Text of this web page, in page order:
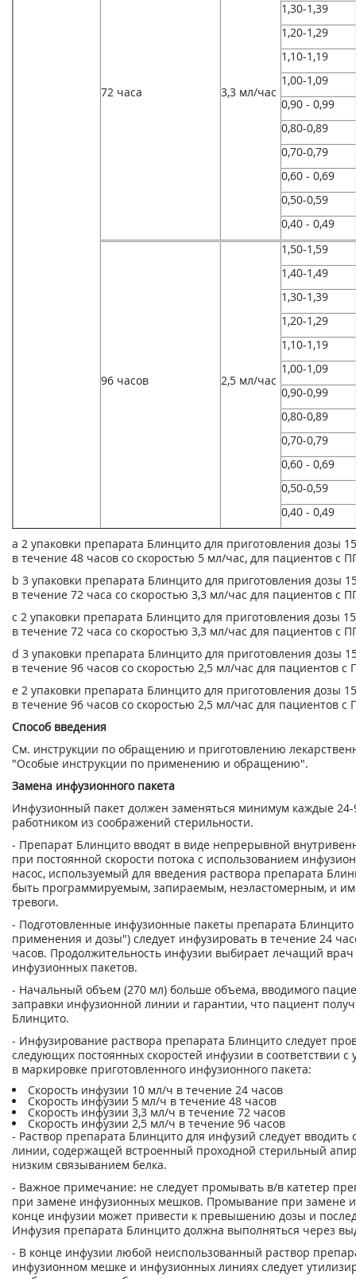
72 часа 3,3 мл/час
1,30-1,39
1,20-1,29
1,10-1,19
1,00-1,09
0,90 - 0,99
0,80-0,89
0,70-0,79
0,60 - 0,69
0,50-0,59
0,40 - 0,49
96 часов 2,5 мл/час
1,50-1,59
1,40-1,49
1,30-1,39
1,20-1,29
1,10-1,19
1,00-1,09
0,90-0,99
0,80-0,89
0,70-0,79
0,60 - 0,69
0,50-0,59
0,40 - 0,49
а 2 упаковки препарата Блинцито для приготовления дозы
в течение 48 часов со скоростью 5 мл/час, для пациентов с
b 3 упаковки препарата Блинцито для приготовления дозы
в течение 72 часа со скоростью 3,3 мл/час для пациентов с
c 2 упаковки препарата Блинцито для приготовления дозы
в течение 72 часа со скоростью 3,3 мл/час для пациентов с
d 3 упаковки препарата Блинцито для приготовления дозы
в течение 96 часов со скоростью 2,5 мл/час для пациентов
е 2 упаковки препарата Блинцито для приготовления дозы
в течение 96 часов со скоростью 2,5 мл/час для пациентов с
Способ введения
См. инструкции по обращению и приготовлению
"Особые инструкции по применению и обращению".
Замена инфузионного пакета
Инфузионный пакет должен заменяться минимум каждые
работником из соображений стерильности.
- Препарат Блинцито вводят в виде непрерывной
при постоянной скорости потока с использованием
насос, используемый для введения раствора препарата
быть программируемым, запираемым, неэластомерным, и
тревоги.
- Подготовленные инфузионные пакеты препарата Блинцито
применения и дозы") следует инфузировать в течение 24
часов. Продолжительность инфузии выбирает лечащий
инфузионных пакетов.
- Начальный объем (270 мл) больше объема, вводимого
заправки инфузионной линии и гарантии, что пациент
Блинцито.
- Инфузирование раствора препарата Блинцито следует
следующих постоянных скоростей инфузии в соответствии
в маркировке приготовленного инфузионного пакета:
Скорость инфузии 10 мл/ч в течение 24 часов
Скорость инфузии 5 мл/ч в течение 48 часов
Скорость инфузии 3,3 мл/ч в течение 72 часов
Скорость инфузии 2,5 мл/ч в течение 96 часов
- Раствор препарата Блинцито для инфузий следует
линии, содержащей встроенный проходной стерильный
низким связыванием белка.
- Важное примечание: не следует промывать в/в катетер
при замене инфузионных мешков. Промывание при замене
конце инфузии может привести к превышению дозы и
Инфузия препарата Блинцито должна выполняться через
- В конце инфузии любой неиспользованный раствор
инфузионном мешке и инфузионных линиях следует